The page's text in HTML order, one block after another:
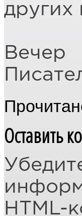
других
Оставить
HTML-